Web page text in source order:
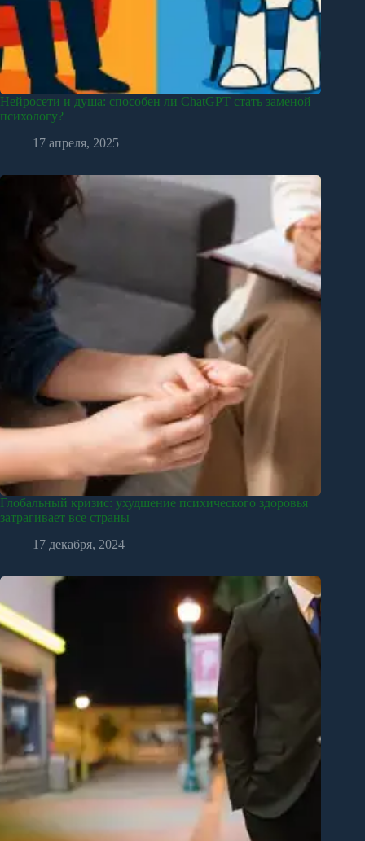
Нейросети и душа: способен ли ChatGPT стать заменой
психологу?
17 апреля, 2025
Глобальный кризис: ухудшение психического здоровья
затрагивает все страны
17 декабря, 2024